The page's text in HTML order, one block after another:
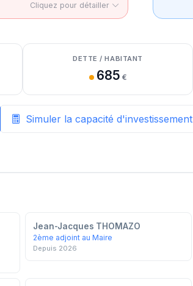
Cliquez pour détailler
DETTE / HABITANT
685 €
Simuler la capacité d'investissement
Jean-Jacques THOMAZO
2ème adjoint au Maire
Depuis 2026